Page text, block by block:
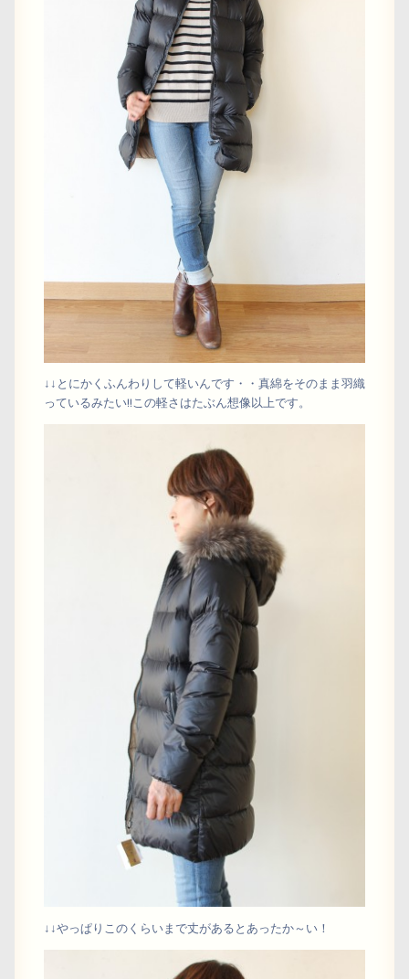
↓↓とにかくふんわりして軽いんです・・真綿をそのまま羽織
っているみたい!!この軽さはたぶん想像以上です。
↓↓やっぱりこのくらいまで丈があるとあったか～い！